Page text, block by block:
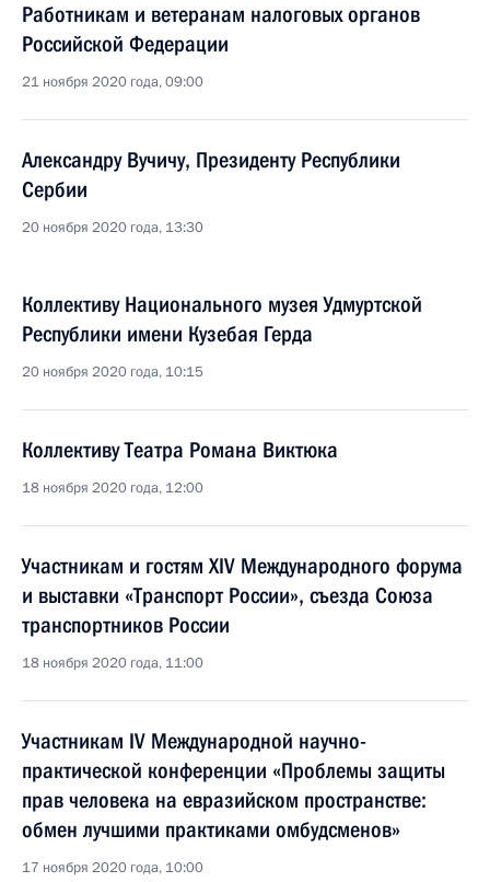
Работникам и ветеранам налоговых органов
Российской Федерации
21 ноября 2020 года, 09:00
Александру Вучичу, Президенту Республики
Сербии
20 ноября 2020 года, 13:30
Коллективу Национального музея Удмуртской
Республики имени Кузебая Герда
20 ноября 2020 года, 10:15
Коллективу Театра Романа Виктюка
18 ноября 2020 года, 12:00
Участникам и гостям XIV Международного форума
и выставки «Транспорт России», съезда Союза
транспортников России
18 ноября 2020 года, 11:00
Участникам IV Международной научно-
практической конференции «Проблемы защиты
прав человека на евразийском пространстве:
обмен лучшими практиками омбудсменов»
17 ноября 2020 года, 10:00